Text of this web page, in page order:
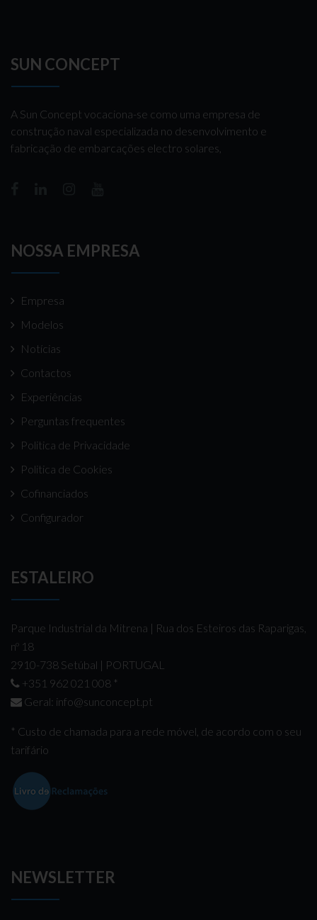
SUN CONCEPT
A Sun Concept vocaciona-se como uma empresa de
construção naval especializada no desenvolvimento e
fabricação de embarcações electro solares,
NOSSA EMPRESA
Empresa
Modelos
Notícias
Contactos
Experiências
Perguntas frequentes
Politica de Privacidade
Politica de Cookies
Cofinanciados
Configurador
ESTALEIRO
Parque Industrial da Mitrena | Rua dos Esteiros das Raparigas,
nº 18
2910-738 Setúbal | PORTUGAL
+351 962 021 008 *
Geral: info@sunconcept.pt
* Custo de chamada para a rede móvel, de acordo com o seu
tarifário
NEWSLETTER